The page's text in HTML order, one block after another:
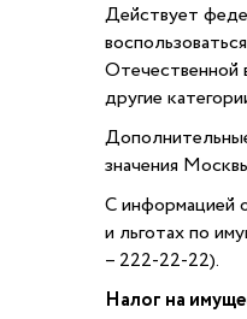
Действует
Отечественной
другие
значения
С информацией
и льготах по
– 222-22-22).
Налог на